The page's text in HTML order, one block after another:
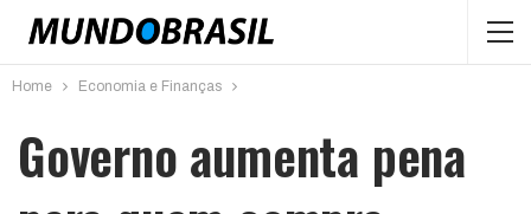
Home Economia e Finanças
Governo aumenta pena